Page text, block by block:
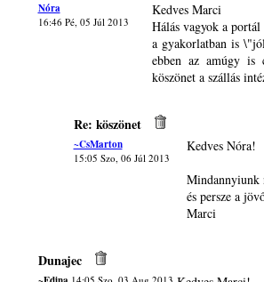
Nóra
16:46 Pé, 05 Júl 2013
Kedves Marci
Hálás vagyok a
a gyakorlatban is
ebben az amúgy is
köszönet a szállás
Re: köszönet
~CsMarton
15:05 Szo, 06 Júl 2013
Kedves Nóra!
Mindannyiunk
és persze a
Marci
Dunajec